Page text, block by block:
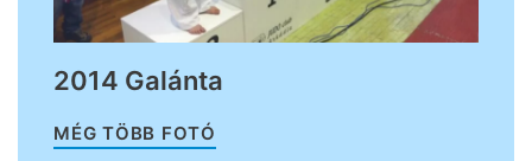
2014 Galánta
MÉG TÖBB FOTÓ